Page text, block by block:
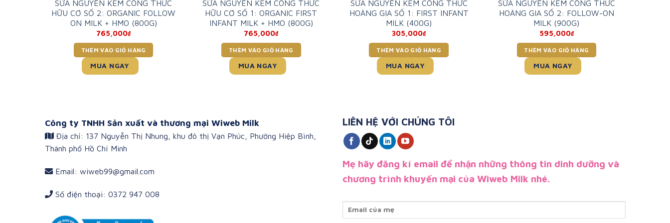
SỮA NGUYÊN KEM CÔNG THỨC
HỮU CƠ SỐ 2: ORGANIC FOLLOW
ON MILK + HMO (800G)
765,000₫
THÊM VÀO GIỎ HÀNG
MUA NGAY
SỮA NGUYÊN KEM CÔNG THỨC
HỮU CƠ SỐ 1: ORGANIC FIRST
INFANT MILK + HMO (800G)
765,000₫
THÊM VÀO GIỎ HÀNG
MUA NGAY
SỮA NGUYÊN KEM CÔNG THỨC
HOÀNG GIA SỐ 1: FIRST INFANT
MILK (400G)
305,000₫
THÊM VÀO GIỎ HÀNG
MUA NGAY
SỮA NGUYÊN KEM CÔNG THỨC
HOÀNG GIA SỐ 2: FOLLOW-ON
MILK (900G)
595,000₫
THÊM VÀO GIỎ HÀNG
MUA NGAY
Công ty TNHH Sản xuất và thương mại Wiweb Milk
Địa chỉ: 137 Nguyễn Thị Nhung, khu đô thị Vạn Phúc, Phường Hiệp Bình,
Thành phố Hồ Chí Minh
Email: wiweb99@gmail.com
Số điện thoại: 0372 947 008
LIÊN HỆ VỚI CHÚNG TÔI
Mẹ hãy đăng kí email để nhận những thông tin dinh dưỡng và
chương trình khuyến mại của Wiweb Milk nhé.